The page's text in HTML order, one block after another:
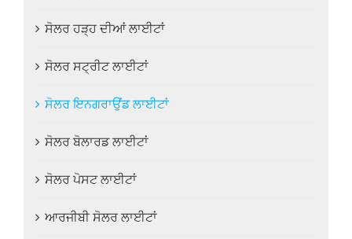
ਸੋਲਰ ਹੜ੍ਹ ਦੀਆਂ ਲਾਈਟਾਂ
ਸੋਲਰ ਸਟ੍ਰੀਟ ਲਾਈਟਾਂ
ਸੋਲਰ ਇਨਗਰਾਉਂਡ ਲਾਈਟਾਂ
ਸੋਲਰ ਬੋਲਾਰਡ ਲਾਈਟਾਂ
ਸੋਲਰ ਪੋਸਟ ਲਾਈਟਾਂ
ਆਰਜੀਬੀ ਸੋਲਰ ਲਾਈਟਾਂ